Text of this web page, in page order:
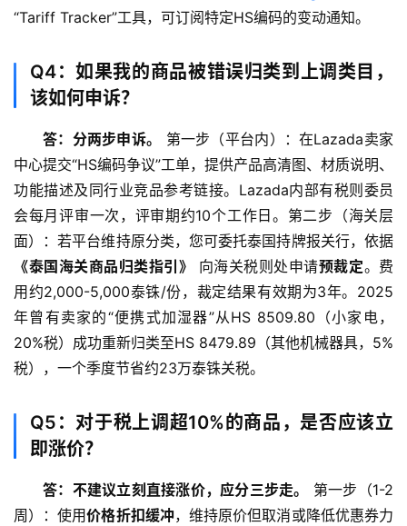
“Tariff Tracker”工具，可订阅特定HS编码的变动通知。
Q4：如果我的商品被错误归类到上调类目，
该如何申诉？
答：分两步申诉。
第一步（平台内）：在Lazada卖家
中心提交“HS编码争议”工单，提供产品高清图、材质说明、
功能描述及同行业竞品参考链接。Lazada内部有税则委员
会每月评审一次，评审期约10个工作日。第二步（海关层
面）：若平台维持原分类，您可委托泰国持牌报关行，依据
《泰国海关商品归类指引》
向海关税则处申请预裁定。费
用约2,000-5,000泰铢/份，裁定结果有效期为3年。2025
年曾有卖家的“便携式加湿器”从HS 8509.80（小家电，
20%税）成功重新归类至HS 8479.89（其他机械器具，5%
税），一个季度节省约23万泰铢关税。
Q5：对于税上调超10%的商品，是否应该立
即涨价？
答：不建议立刻直接涨价，应分三步走。
第一步（1-2
周）：使用价格折扣缓冲，维持原价但取消或降低优惠券力